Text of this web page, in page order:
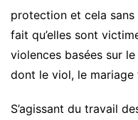
protection et cela
fait qu’elles sont
violences basées sur
dont le viol, le
S’agissant du travail